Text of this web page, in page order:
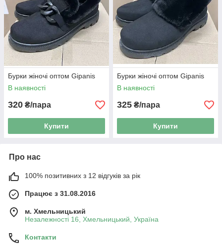
Бурки жіночі оптом Gipanis
В наявності
320 ₴/пара
Купити
Бурки жіночі оптом Gipanis
В наявності
325 ₴/пара
Купити
Про нас
100% позитивних з 12 відгуків за рік
Працює з 31.08.2016
м. Хмельницький
Незалежності 16, Хмельницький, Україна
Контакти